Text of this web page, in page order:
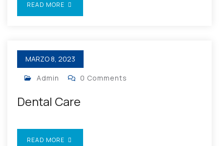
READ MORE
MARZO 8, 2023
Admin 0 Comments
Dental Care
READ MORE